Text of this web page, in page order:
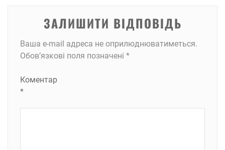
ЗАЛИШИТИ ВІДПОВІДЬ
Ваша e-mail адреса не оприлюднюватиметься.
Обов’язкові поля позначені *
Коментар
*